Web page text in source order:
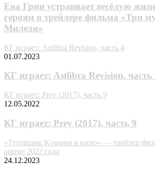
Ева Грин устраивает весёлую
героям в трейлере фильма «Три
Миледи»
КГ играет: Astlibra Revision, часть 4
01.07.2023
КГ играет: Astlibra Revision, часть
КГ играет: Prey (2017), часть 9
12.05.2022
КГ играет: Prey (2017), часть 9
«Tycoвщик Kyнмин в кино» — трейлер
аниме 2022 года
24.12.2023